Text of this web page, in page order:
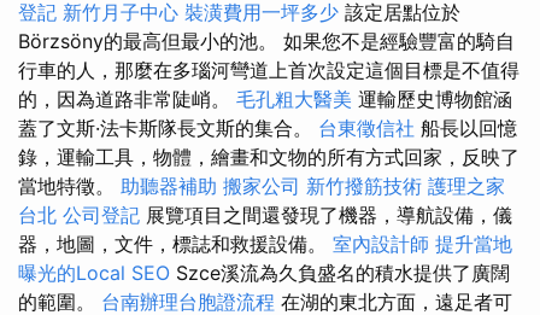
登記 新竹月子中心 裝潢費用一坪多少 該定居點位於
Börzsöny的最高但最小的池。 如果您不是經驗豐富的騎自
行車的人，那麼在多瑙河彎道上首次設定這個目標是不值得
的，因為道路非常陡峭。 毛孔粗大醫美 運輸歷史博物館涵
蓋了文斯·法卡斯隊長文斯的集合。 台東徵信社 船長以回憶
錄，運輸工具，物體，繪畫和文物的所有方式回家，反映了
當地特徵。 助聽器補助 搬家公司 新竹撥筋技術 護理之家
台北 公司登記 展覽項目之間還發現了機器，導航設備，儀
器，地圖，文件，標誌和救援設備。 室內設計師 提升當地
曝光的Local SEO Szce溪流為久負盛名的積水提供了廣闊
的範圍。 台南辦理台胞證流程 在湖的東北方面，遠足者可